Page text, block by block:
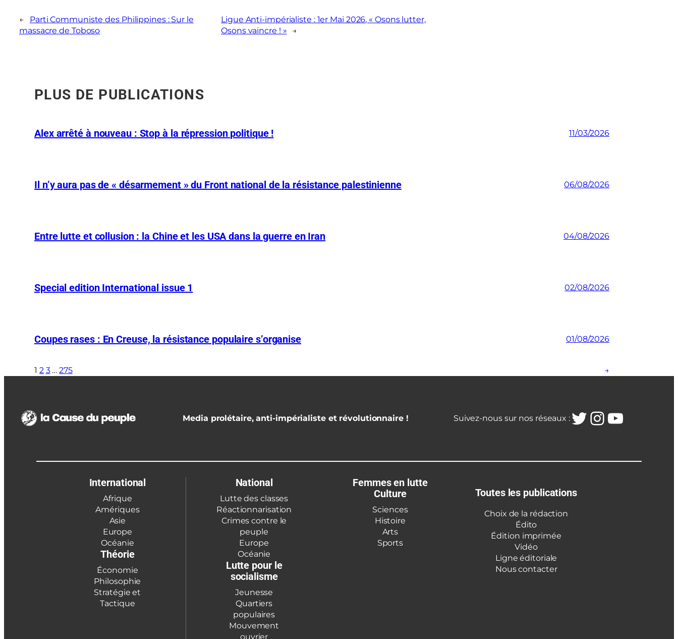
←
Parti Communiste des Philippines : Sur le
massacre de Toboso
Ligue Anti-impérialiste : 1er Mai 2026, « Osons lutter,
Osons vaincre ! »
→
PLUS DE PUBLICATIONS
Alex arrêté à nouveau : Stop à la répression politique ! 11/03/2026
Il n’y aura pas de « désarmement » du Front national de la résistance palestinienne 06/08/2026
Entre lutte et collusion : la Chine et les USA dans la guerre en Iran 04/08/2026
Special edition International issue 1 02/08/2026
Coupes rases : En Creuse, la résistance populaire s’organise 01/08/2026
1 2 3 … 275 →
Media prolétaire, anti-impérialiste et révolutionnaire ! Suivez-nous sur nos réseaux :Twitter
International
Afrique
Amériques
Asie
Europe
Océanie
Théorie
Économie
Philosophie
Stratégie et
Tactique
National
Lutte des classes
Réactionnarisation
Crimes contre le
peuple
Europe
Océanie
Lutte pour le
socialisme
Jeunesse
Quartiers
populaires
Mouvement
ouvrier
Femmes en lutte
Culture
Sciences
Histoire
Arts
Sports
Toutes les publications
Choix de la rédaction
Édito
Édition imprimée
Vidéo
Ligne éditoriale
Nous contacter